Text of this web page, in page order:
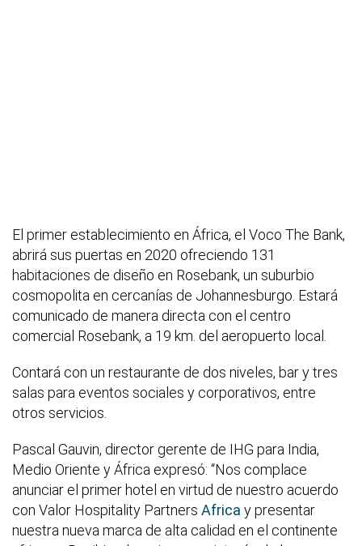
El primer establecimiento en África, el Voco The Bank,
abrirá sus puertas en 2020 ofreciendo 131
habitaciones de diseño en Rosebank, un suburbio
cosmopolita en cercanías de Johannesburgo. Estará
comunicado de manera directa con el centro
comercial Rosebank, a 19 km. del aeropuerto local.
Contará con un restaurante de dos niveles, bar y tres
salas para eventos sociales y corporativos, entre
otros servicios.
Pascal Gauvin, director gerente de IHG para India,
Medio Oriente y África expresó: “Nos complace
anunciar el primer hotel en virtud de nuestro acuerdo
con Valor Hospitality Partners Africa y presentar
nuestra nueva marca de alta calidad en el continente